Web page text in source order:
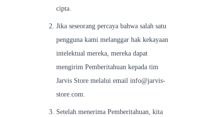
cipta.
Jika seseorang percaya bahwa salah satu
pengguna kami melanggar hak kekayaan
intelektual mereka, mereka dapat
mengirim Pemberitahuan kepada tim
Jarvis Store melalui email info@jarvis-
store.com.
Setelah menerima Pemberitahuan, kita